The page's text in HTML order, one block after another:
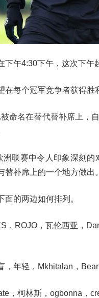
下午4:30下午，这次下午
在每个冠军竞争者获得
命名在替代替补席上，
洲联赛中令人印象深刻
替补席上的一个地方做出
的两边如何排列。
，ROJO，瓦伦西亚，
，年轻，Mkhitalan，
，柯林斯，ogbonna，